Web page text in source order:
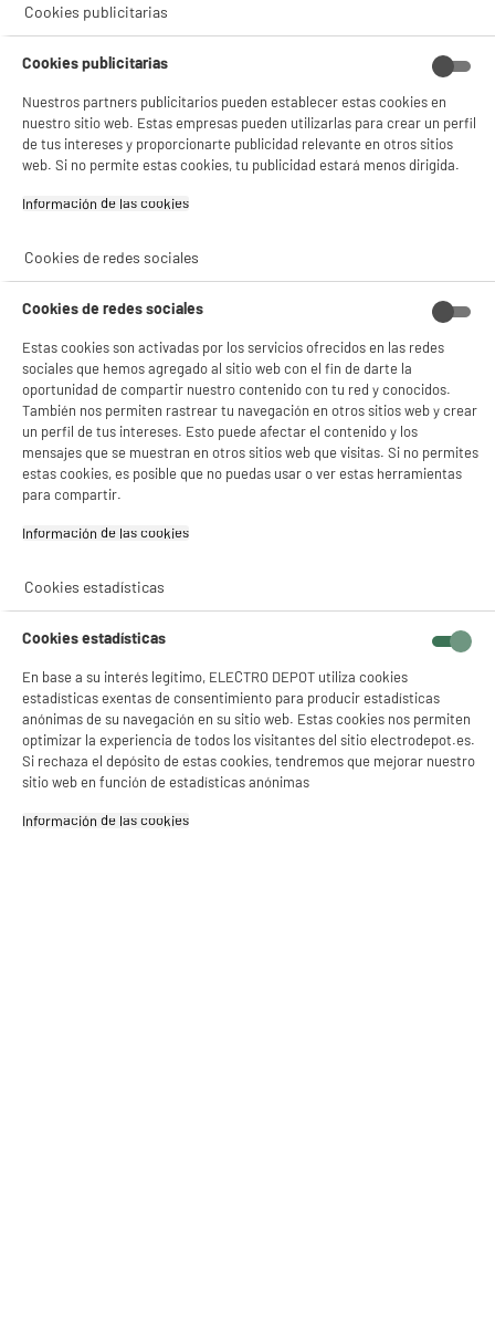
product_anchor_characteristics
19€98
Cookies publicitarias
Cookies publicitarias
Nuestros partners publicitarios pueden establecer estas cookies en
nuestro sitio web. Estas empresas pueden utilizarlas para crear un perfil
de tus intereses y proporcionarte publicidad relevante en otros sitios
web. Si no permite estas cookies, tu publicidad estará menos dirigida.
Información de las cookies‎
Cookies de redes sociales
Cookies de redes sociales
Estas cookies son activadas por los servicios ofrecidos en las redes
sociales que hemos agregado al sitio web con el fin de darte la
oportunidad de compartir nuestro contenido con tu red y conocidos.
También nos permiten rastrear tu navegación en otros sitios web y crear
un perfil de tus intereses. Esto puede afectar el contenido y los
mensajes que se muestran en otros sitios web que visitas. Si no permites
estas cookies, es posible que no puedas usar o ver estas herramientas
para compartir.
Información de las cookies‎
Cookies estadísticas
Cookies estadísticas
En base a su interés legítimo, ELECTRO DEPOT utiliza cookies
estadísticas exentas de consentimiento para producir estadísticas
anónimas de su navegación en su sitio web. Estas cookies nos permiten
optimizar la experiencia de todos los visitantes del sitio electrodepot.es.
Si rechaza el depósito de estas cookies, tendremos que mejorar nuestro
sitio web en función de estadísticas anónimas
Información de las cookies‎